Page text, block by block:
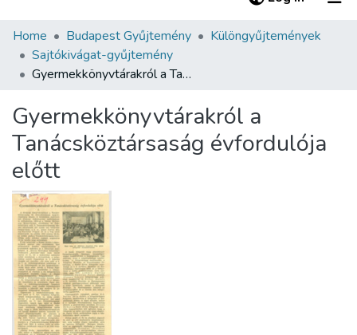
Communities & Collections
All of DSpace
About us
Home Budapest Gyűjtemény
Különgyűjtemények
Sajtókivágat-gyűjtemény
Gyermekkönyvtárakról a Tanácsköztársaság évfordulója előtt
Gyermekkönyvtárakról a
Tanácsköztársaság évfordulója
előtt